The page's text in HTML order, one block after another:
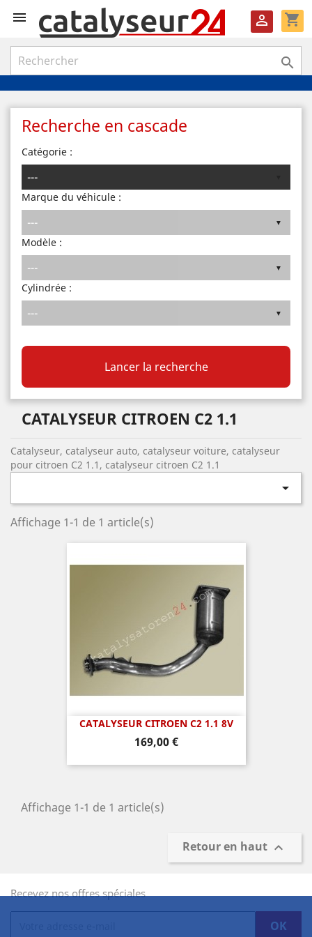
 shopping_cart


Recherche en cascade
Catégorie :
Marque du véhicule :
Modèle :
Cylindrée :
Lancer la recherche
CATALYSEUR CITROEN C2 1.1
Catalyseur, catalyseur auto, catalyseur voiture, catalyseur
pour citroen C2 1.1, catalyseur citroen C2 1.1

Affichage 1-1 de 1 article(s)
CATALYSEUR CITROEN C2 1.1 8V
Prix
169,00 €
Affichage 1-1 de 1 article(s)
Retour en haut 
Recevez nos offres spéciales